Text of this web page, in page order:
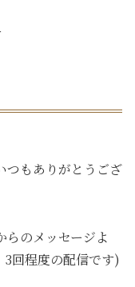
つもありがとうござ
らのメッセージよ
3回程度の配信です)